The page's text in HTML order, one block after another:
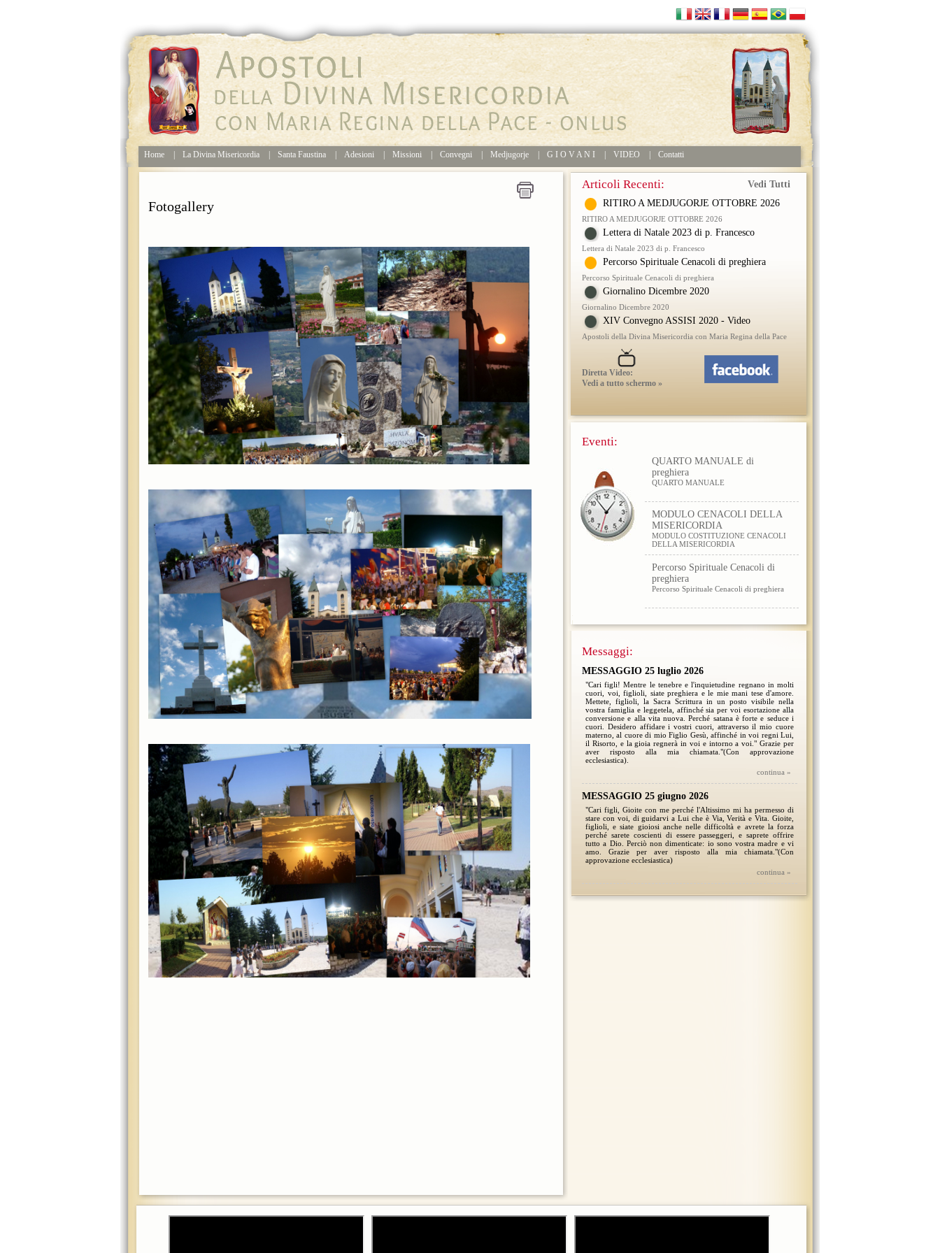
Home La Divina Misericordia Santa Faustina Adesioni Missioni Convegni Medjugorje G I O V A N I VIDEO Contatti
Fotogallery
Articoli Recenti:
Vedi Tutti
RITIRO A MEDJUGORJE OTTOBRE 2026
RITIRO A MEDJUGORJE OTTOBRE 2026
Lettera di Natale 2023 di p. Francesco
Lettera di Natale 2023 di p. Francesco
Percorso Spirituale Cenacoli di preghiera
Percorso Spirituale Cenacoli di preghiera
Giornalino Dicembre 2020
Giornalino Dicembre 2020
XIV Convegno ASSISI 2020 - Video
Apostoli della Divina Misericordia con Maria Regina della Pace
Diretta Video:
Vedi a tutto schermo »
Eventi:
QUARTO MANUALE di
preghiera
QUARTO MANUALE
MODULO CENACOLI DELLA
MISERICORDIA
MODULO COSTITUZIONE CENACOLI
DELLA MISERICORDIA
Percorso Spirituale Cenacoli di
preghiera
Percorso Spirituale Cenacoli di preghiera
Messaggi:
MESSAGGIO 25 luglio 2026
"Cari figli! Mentre le tenebre e l'inquietudine regnano in molti
cuori, voi, figlioli, siate preghiera e le mie mani tese d'amore.
Mettete, figlioli, la Sacra Scrittura in un posto visibile nella
vostra famiglia e leggetela, affinché sia per voi esortazione alla
conversione e alla vita nuova. Perché satana è forte e seduce i
cuori. Desidero affidare i vostri cuori, attraverso il mio cuore
materno, al cuore di mio Figlio Gesù, affinché in voi regni Lui,
il Risorto, e la gioia regnerà in voi e intorno a voi." Grazie per
aver risposto alla mia chiamata."(Con approvazione
ecclesiastica).
continua »
MESSAGGIO 25 giugno 2026
"Cari figli, Gioite con me perché l'Altissimo mi ha permesso di
stare con voi, di guidarvi a Lui che è Via, Verità e Vita. Gioite,
figlioli, e siate gioiosi anche nelle difficoltà e avrete la forza
perché sarete coscienti di essere passeggeri, e saprete offrire
tutto a Dio. Perciò non dimenticate: io sono vostra madre e vi
amo. Grazie per aver risposto alla mia chiamata."(Con
approvazione ecclesiastica)
continua »